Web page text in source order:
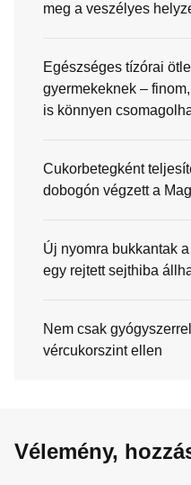
meg a veszélyes
Egészséges tízórai
gyermekeknek –
is könnyen
Cukorbetegként
dobogón végzett a
Új nyomra bukkantak
egy rejtett sejthiba
Nem csak
vércukorszint ellen
Vélemény,